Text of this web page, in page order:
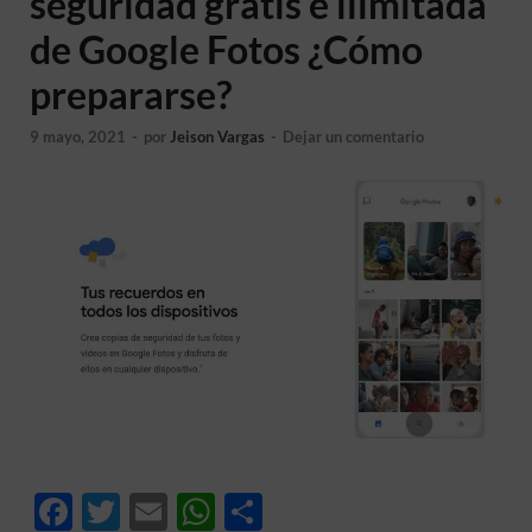
de Google Fotos ¿Cómo
prepararse?
9 mayo, 2021 - porJeison Vargas - Dejar un comentario
F
T
E
W